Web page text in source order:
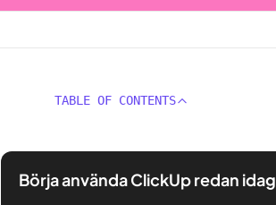
TABLE OF CONTENTS
Börja använda ClickUp redan idag